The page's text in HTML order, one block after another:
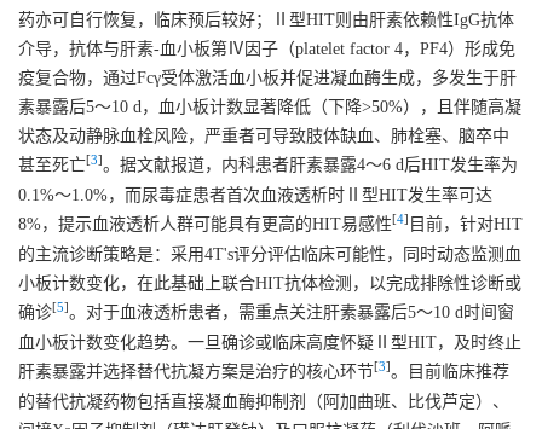
药亦可自行恢复，临床预后较好；Ⅱ型HIT则由肝素依赖性IgG抗体
介导，抗体与肝素-血小板第Ⅳ因子（platelet factor 4，PF4）形成免
疫复合物，通过Fcγ受体激活血小板并促进凝血酶生成，多发生于肝
素暴露后5～10 d，血小板计数显著降低（下降>50%），且伴随高凝
状态及动静脉血栓风险，严重者可导致肢体缺血、肺栓塞、脑卒中
甚至死亡[3]。据文献报道，内科患者肝素暴露4～6 d后HIT发生率为
0.1%～1.0%，而尿毒症患者首次血液透析时Ⅱ型HIT发生率可达
8%，提示血液透析人群可能具有更高的HIT易感性[4] 目前，针对HIT
的主流诊断策略是：采用4T's评分评估临床可能性，同时动态监测血
小板计数变化，在此基础上联合HIT抗体检测，以完成排除性诊断或
确诊[5]。对于血液透析患者，需重点关注肝素暴露后5～10 d时间窗
血小板计数变化趋势。一旦确诊或临床高度怀疑Ⅱ型HIT，及时终止
肝素暴露并选择替代抗凝方案是治疗的核心环节[3]。目前临床推荐
的替代抗凝药物包括直接凝血酶抑制剂（阿加曲班、比伐芦定）、